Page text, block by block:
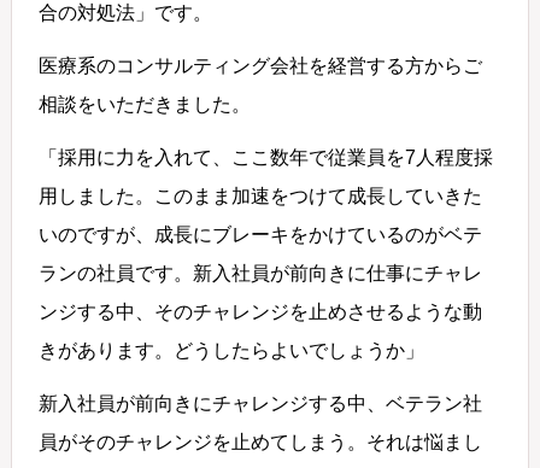
合の対処法」です。
医療系のコンサルティング会社を経営する方からご
相談をいただきました。
「採用に力を入れて、ここ数年で従業員を7人程度採
用しました。このまま加速をつけて成長していきた
いのですが、成長にブレーキをかけているのがベテ
ランの社員です。新入社員が前向きに仕事にチャレ
ンジする中、そのチャレンジを止めさせるような動
きがあります。どうしたらよいでしょうか」
新入社員が前向きにチャレンジする中、ベテラン社
員がそのチャレンジを止めてしまう。それは悩まし